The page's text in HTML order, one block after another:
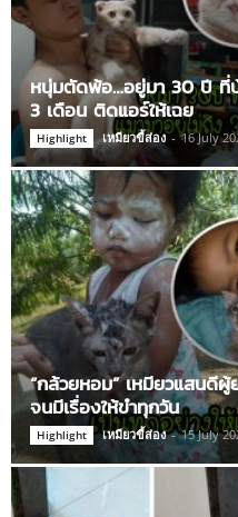
หนุ่มตัดพ้อ…อยู่มา 30 ปี ที่บ้
3 เดือน ติดแอร์ให้เฉย
Highlight เหมียวขี้ส่อง - 16 July
“กล้วยหอม” เหมียวแสนดี
จนมีเรื่องให้ขำทุกวัน
Highlight เหมียวขี้ส่อง - 15 July